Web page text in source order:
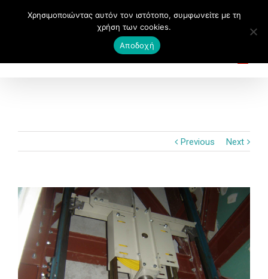
Previous Next
Χρησιμοποιώντας αυτόν τον ιστότοπο, συμφωνείτε με τη
χρήση των cookies.
Αποδοχή